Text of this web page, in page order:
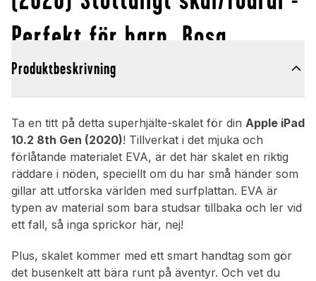
Perfekt för barn, Rosa
Produktbeskrivning
Ta en titt på detta superhjälte-skalet för din Apple iPad
10.2 8th Gen (2020)! Tillverkat i det mjuka och
förlåtande materialet EVA, är det här skalet en riktig
räddare i nöden, speciellt om du har små händer som
gillar att utforska världen med surfplattan. EVA är
typen av material som bara studsar tillbaka och ler vid
ett fall, så inga sprickor här, nej!
Plus, skalet kommer med ett smart handtag som gör
det busenkelt att bära runt på äventyr. Och vet du